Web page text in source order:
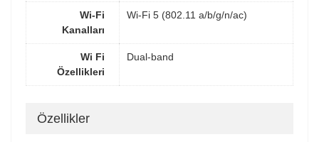
Wi-Fi
Kanalları
Wi-Fi 5 (802.11 a/b/g/n/ac)
Wi Fi
Özellikleri
Dual-band
Özellikler